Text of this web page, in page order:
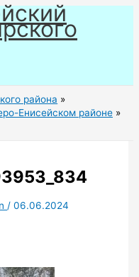
района
Енисейском районе
/06.06.2024